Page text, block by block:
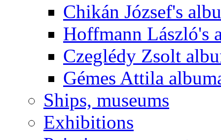
Chikán József's
Hoffmann László's
Czeglédy Zsolt
Gémes Attila
Ships, museums
Exhibitions